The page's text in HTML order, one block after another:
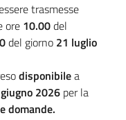
trasmesse
ore 10.00del
del giorno 21 luglio
disponibilea
2026 per la
domande.